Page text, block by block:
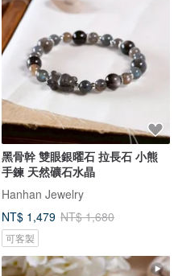
黑骨幹 雙眼銀曜石 拉長石 小熊
手鍊 天然礦石水晶
Hanhan Jewelry
NT$ 1,479 NT$ 1,680
可客製